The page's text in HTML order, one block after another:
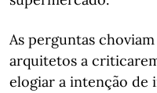
As perguntas
arquitetos a
elogiar a intenção de